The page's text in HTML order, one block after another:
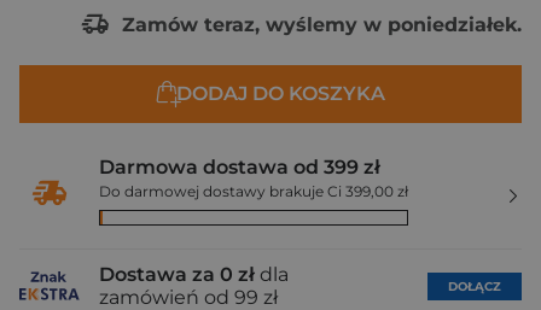
Zamów teraz, wyślemy w poniedziałek.
DODAJ DO KOSZYKA
Darmowa dostawa od 399 zł
Do darmowej dostawy brakuje Ci 399,00 zł
Dostawa za 0 zł dla
zamówień od 99 zł
DOŁĄCZ